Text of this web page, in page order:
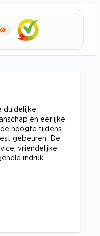
duidelijke
en eerlijke
hoogte tijdens
gebeuren. De
vriendelijke
indruk.